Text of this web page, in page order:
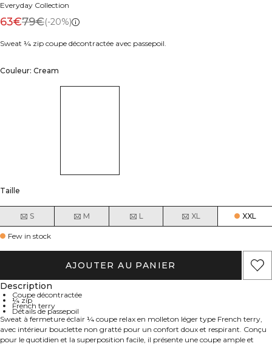
Everyday Collection
63€79€(-20%)
Sweat ¼ zip coupe décontractée avec passepoil.
Couleur: Cream
Taille
S M L XL XXL
Few in stock
AJOUTER AU PANIER
Description
Coupe décontractée
¼ zip
French terry
Détails de passepoil
Sweat à fermeture éclair ¼ coupe relax en molleton léger type French terry,
avec intérieur bouclette non gratté pour un confort doux et respirant. Conçu
pour le quotidien et la superposition facile, il présente une coupe ample et